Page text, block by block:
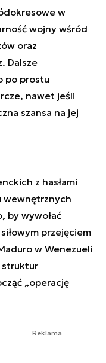
w
wojny wśród
oraz
Dalsze
po prostu
nawet jeśli
szansa na jej
z hasłami
wewnętrznych
by wywołać
przejęciem
w Wenezueli
struktur
„operację
Reklama